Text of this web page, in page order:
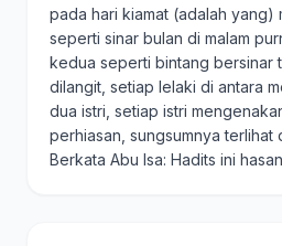
pada hari kiamat (adalah yang)
seperti sinar bulan di malam
kedua seperti bintang bersinar
dilangit, setiap lelaki di antara
dua istri, setiap istri
perhiasan, sungsumnya terlihat
Berkata Abu Isa: Hadits ini